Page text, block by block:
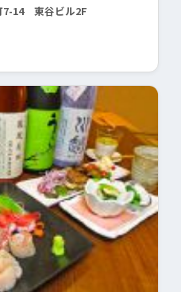
7-14 東谷ビル2F